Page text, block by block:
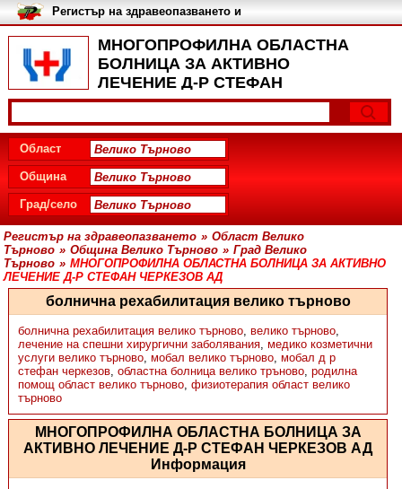
МНОГОПРОФИЛНА ОБЛАСТНА
БОЛНИЦА ЗА АКТИВНО
ЛЕЧЕНИЕ Д-Р СТЕФАН
ЧЕРКЕЗОВ АД, Град Велико
Търново
Регистър на здравеопазването и
медицинските заведения в
България
Област
Община
Град/село
Регистър на здравеопазването » Област Велико
Търново » Община Велико Търново » Град Велико
Търново » МНОГОПРОФИЛНА ОБЛАСТНА БОЛНИЦА ЗА АКТИВНО
ЛЕЧЕНИЕ Д-Р СТЕФАН ЧЕРКЕЗОВ АД
болнична рехабилитация велико търново
болнична рехабилитация велико търново, велико търново,
лечение на спешни хирургични заболявания, медико козметични
услуги велико търново, мобал велико търново, мобал д р
стефан черкезов, областна болница велико тръново, родилна
помощ област велико търново, физиотерапия област велико
търново
МНОГОПРОФИЛНА ОБЛАСТНА БОЛНИЦА ЗА
АКТИВНО ЛЕЧЕНИЕ Д-Р СТЕФАН ЧЕРКЕЗОВ АД
Информация